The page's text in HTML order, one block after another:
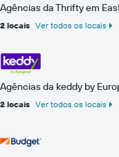
Agências da Thrifty em
2 locais Ver todos os locais
Agências da keddy by
2 locais Ver todos os locais